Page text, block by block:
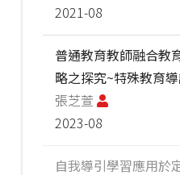
2021-08
普通教育教師融合教
略之探究~特殊教育
張芝萱
2023-08
自我導引學習應用於